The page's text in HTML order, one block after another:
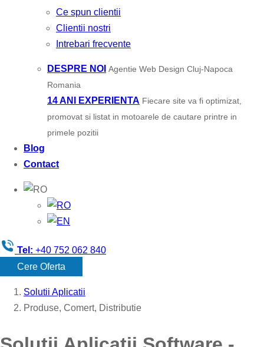
Ce spun clientii
Clientii nostri
Intrebari frecvente
DESPRE NOI Agentie Web Design Cluj-Napoca
Romania
14 ANI EXPERIENTA Fiecare site va fi optimizat,
promovat si listat in motoarele de cautare printre in
primele pozitii
Blog
Contact
Tel: +40 752 062 840
Cere Oferta
Solutii Aplicatii
Produse, Comert, Distributie